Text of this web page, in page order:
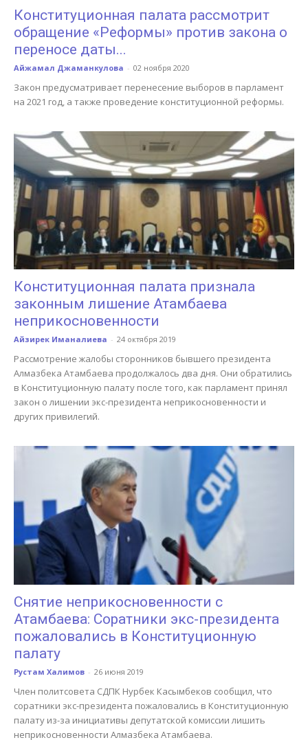
Конституционная палата рассмотрит
обращение «Реформы» против закона о
переносе даты...
Айжамал Джаманкулова - 02 ноября 2020
Закон предусматривает перенесение выборов в парламент
на 2021 год, а также проведение конституционной реформы.
Конституционная палата признала
законным лишение Атамбаева
неприкосновенности
Айзирек Иманалиева - 24 октября 2019
Рассмотрение жалобы сторонников бывшего президента
Алмазбека Атамбаева продолжалось два дня. Они обратились
в Конституционную палату после того, как парламент принял
закон о лишении экс-президента неприкосновенности и
других привилегий.
Снятие неприкосновенности с
Атамбаева: Соратники экс-президента
пожаловались в Конституционную
палату
Рустам Халимов - 26 июня 2019
Член политсовета СДПК Нурбек Касымбеков сообщил, что
соратники экс-президента пожаловались в Конституционную
палату из-за инициативы депутатской комиссии лишить
неприкосновенности Алмазбека Атамбаева.